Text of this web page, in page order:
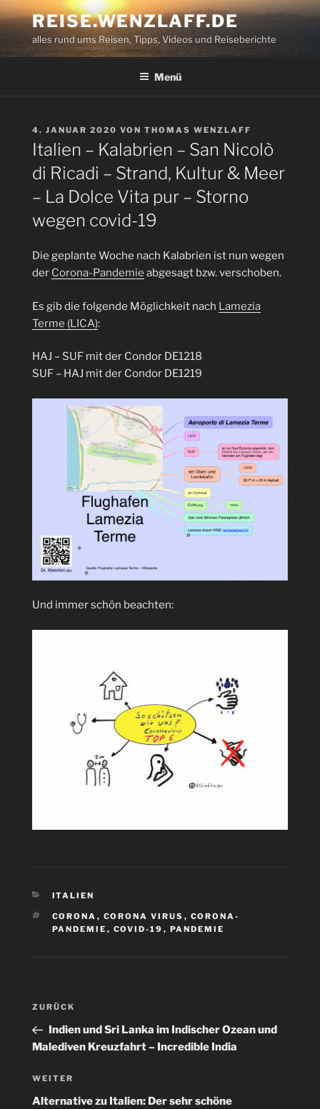
Zum
Inhalt
springen
REISE.WENZLAFF.DE
alles rund ums Reisen, Tipps, Videos und Reiseberichte
Menü
VERÖFFENTLICHT
AM
4. JANUAR 2020 VON THOMAS WENZLAFF
Italien – Kalabrien – San Nicolò
di Ricadi – Strand, Kultur & Meer
– La Dolce Vita pur – Storno
wegen covid-19
Die geplante Woche nach Kalabrien ist nun wegen
der Corona-Pandemie abgesagt bzw. verschoben.
Es gib die folgende Möglichkeit nach Lamezia
Terme (LICA):
HAJ – SUF mit der Condor DE1218
SUF – HAJ mit der Condor DE1219
Und immer schön beachten:
KATEGORIEN
ITALIEN
SCHLAGWÖRTER
CORONA , CORONA VIRUS , CORONA-
PANDEMIE , COVID-19 , PANDEMIE
Beitragsnavigation
Vorheriger
Beitrag
ZURÜCK
Indien und Sri Lanka im Indischer Ozean und
Malediven Kreuzfahrt – Incredible India
Nächster
Beitrag
WEITER
Alternative zu Italien: Der sehr schöne